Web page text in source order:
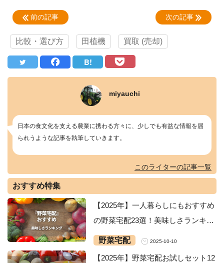
前の記事 次の記事
比較・選び方 田植機 買取 (売却)
B!
miyauchi
日本の食文化を支える農業に携わる方々に、少しでも有益な情報を届
られうような記事を執筆していきます。
このライターの記事一覧
おすすめ特集
【2025年】一人暮らしにもおすすめ
の野菜宅配23選！美味しさランキン
グ・安いサービスを紹介
野菜宅配 2025-10-10
【2025年】野菜宅配お試しセット12